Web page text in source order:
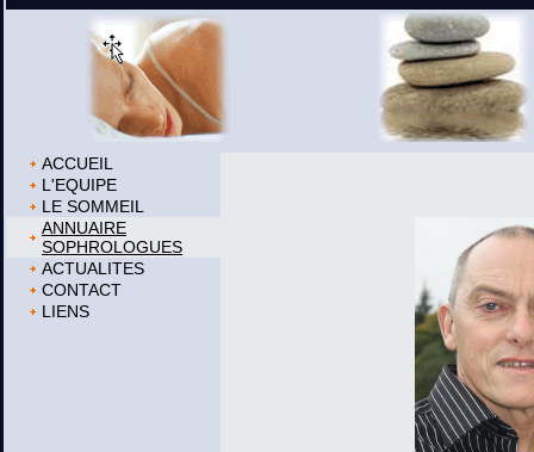
ACCUEIL
L'EQUIPE
LE SOMMEIL
ANNUAIRE
SOPHROLOGUES
ACTUALITES
CONTACT
LIENS